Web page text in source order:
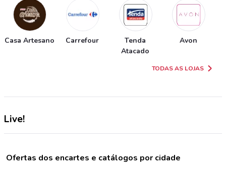
Casa Artesano Carrefour
Tenda
Atacado
Avon
TODAS AS LOJAS
Live!
Ofertas dos encartes e catálogos por cidade